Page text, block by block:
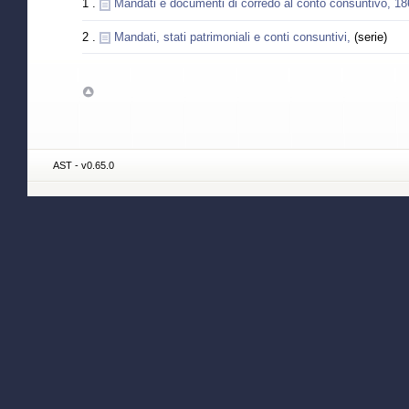
1 . Mandati e documenti di corredo al conto consuntivo,
2 . Mandati, stati patrimoniali e conti consuntivi, (serie)
AST - v0.65.0